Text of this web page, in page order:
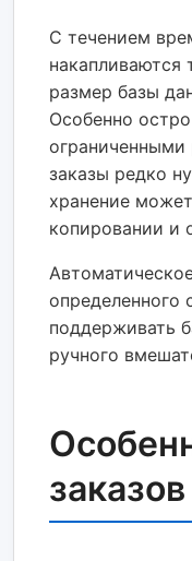
С течением
накапливаются
размер базы
Особенно
заказы редко
хранение
копировании и
определенного
поддерживать
ручного